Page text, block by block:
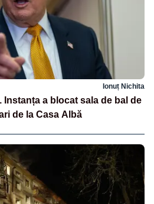
Ionuț Nichita
Instanța a blocat sala de bal de
de la Casa Albă